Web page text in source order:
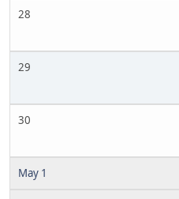
28
29
30
May 1